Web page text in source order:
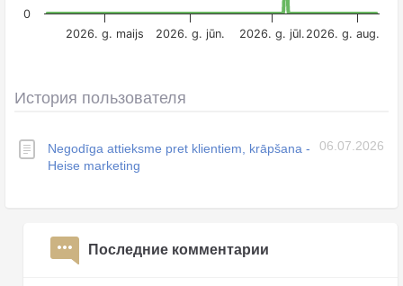
2026. g. maijs 2026. g. jūn. 2026. g. jūl. 2026. g. aug.
0
История пользователя
Negodīga attieksme pret klientiem, krāpšana -
Heise marketing
06.07.2026
Последние комментарии